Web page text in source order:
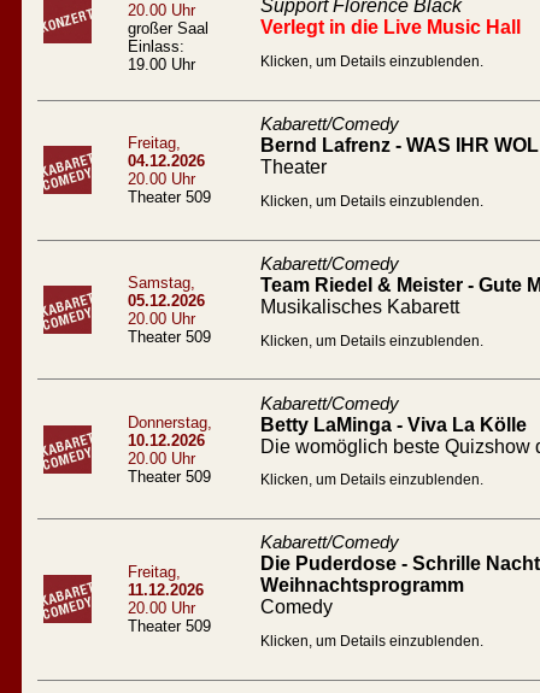
20.00 Uhr
großer Saal
Einlass:
19.00 Uhr
Support Florence Black
Verlegt in die Live Music Hall
Klicken, um Details einzublenden.
Freitag,
04.12.2026
20.00 Uhr
Theater 509
Kabarett/Comedy
Bernd Lafrenz - WAS IHR
Theater
Klicken, um Details einzublenden.
Samstag,
05.12.2026
20.00 Uhr
Theater 509
Kabarett/Comedy
Team Riedel & Meister - Gute
Musikalisches Kabarett
Klicken, um Details einzublenden.
Donnerstag,
10.12.2026
20.00 Uhr
Theater 509
Kabarett/Comedy
Betty LaMinga - Viva La Kölle
Die womöglich beste Quizshow
Klicken, um Details einzublenden.
Freitag,
11.12.2026
20.00 Uhr
Theater 509
Kabarett/Comedy
Die Puderdose - Schrille
Weihnachtsprogramm
Comedy
Klicken, um Details einzublenden.